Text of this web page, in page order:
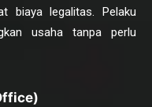
biaya legalitas. Pelaku
usaha tanpa perlu